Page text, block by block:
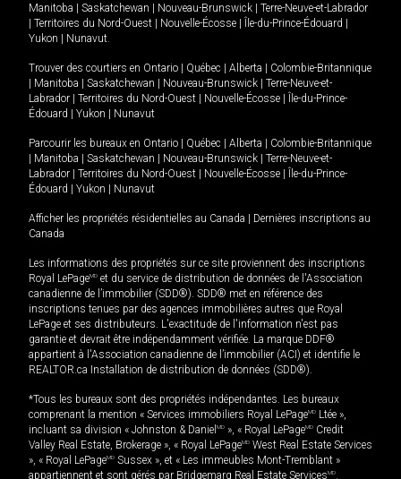
Manitoba
Saskatchewan Nouveau-Brunswick
Terre-Neuve-et-Labrador
Territoires du Nord-Ouest Nouvelle-Écosse Île-du-Prince-Édouard
Yukon
Nunavut.
Trouver des courtiers en Ontario Québec Alberta
Colombie-Britannique
Manitoba Saskatchewan Nouveau-Brunswick
Terre-Neuve-et-
Labrador
Territoires du Nord-Ouest Nouvelle-Écosse
Île-du-Prince-
Édouard
Yukon Nunavut
Parcourir les bureaux en Ontario Québec Alberta
Colombie-Britannique
Manitoba Saskatchewan Nouveau-Brunswick
Terre-Neuve-et-
Labrador
Territoires du Nord-Ouest Nouvelle-Écosse
Île-du-Prince-
Édouard
Yukon Nunavut
Afficher les propriétés résidentielles au Canada
Dernières inscriptions au
Canada
Les informations des propriétés sur ce site proviennent des inscriptions
Royal LePageMD et du service de distribution de données de l'Association
canadienne de l’immobilier (SDD®). SDD® met en référence des
inscriptions tenues par des agences immobilières autres que Royal
LePage et ses distributeurs. L'exactitude de l'information n'est pas
garantie et devrait être indépendamment vérifiée. La marque DDF®
appartient à l'Association canadienne de l’immobilier (ACI) et identifie le
REALTOR.ca Installation de distribution de données (SDD®).
*Tous les bureaux sont des propriétés indépendantes. Les bureaux
comprenant la mention « Services immobiliers Royal LePageMD Ltée »,
incluant sa division « Johnston & Daniel MD », « Royal LePageMD Credit
Valley Real Estate, Brokerage », « Royal LePageMD West Real Estate Services
», « Royal LePageMD Sussex », et « Les immeubles Mont-Tremblant »
appartiennent et sont gérés par Bridgemarq Real Estate ServicesMD.